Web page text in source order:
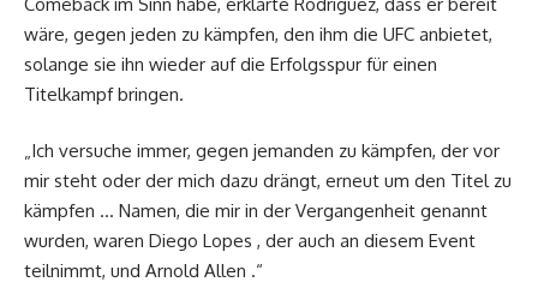
wäre, gegen jeden zu kämpfen, den ihm die UFC anbietet,
solange sie ihn wieder auf die Erfolgsspur für einen
Titelkampf bringen.
„Ich versuche immer, gegen jemanden zu kämpfen, der vor
mir steht oder der mich dazu drängt, erneut um den Titel zu
kämpfen … Namen, die mir in der Vergangenheit genannt
wurden, waren Diego Lopes , der auch an diesem Event
teilnimmt, und Arnold Allen .“